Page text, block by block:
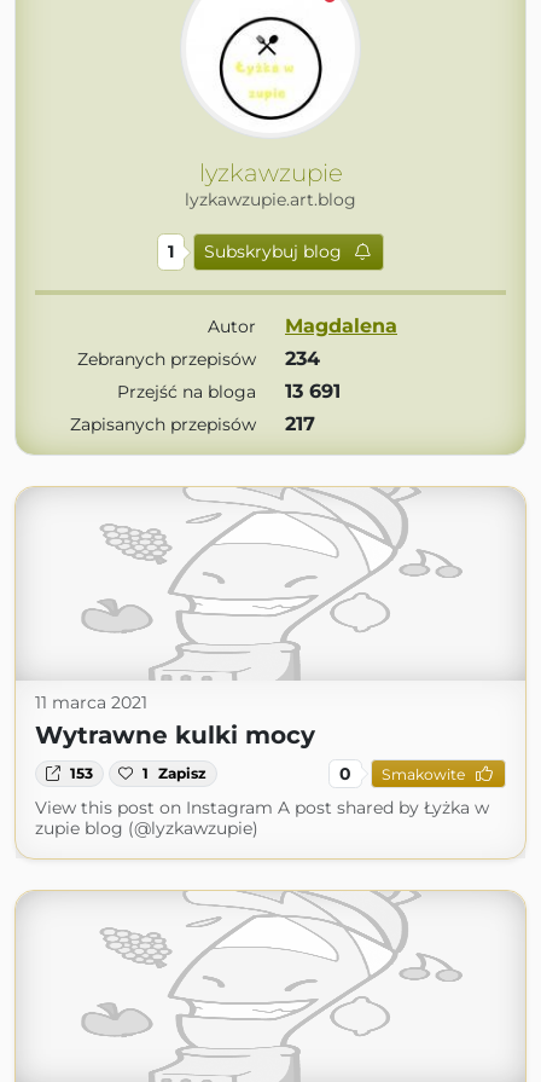
lyzkawzupie
lyzkawzupie.art.blog
1 Subskrybuj blog
Autor Magdalena
Zebranych przepisów 234
Przejść na bloga 13 691
Zapisanych przepisów 217
11 marca 2021
Wytrawne kulki mocy
153 1 Zapisz 0 Smakowite
View this post on Instagram A post shared by Łyżka w
zupie blog (@lyzkawzupie)